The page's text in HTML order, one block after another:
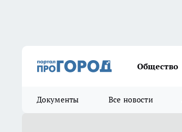
Общество
Документы Все новости